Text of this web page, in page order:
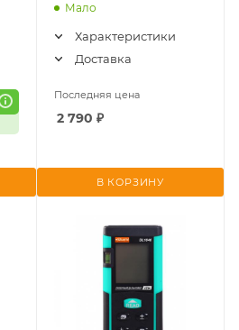
Мало
Характеристики
Доставка
Последняя цена
2 790 ₽
В КОРЗИНУ